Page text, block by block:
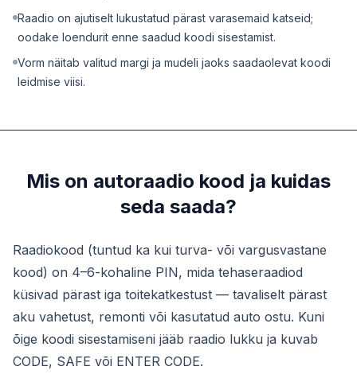
Raadio on ajutiselt lukustatud pärast varasemaid katseid;
oodake loendurit enne saadud koodi sisestamist.
Vorm näitab valitud margi ja mudeli jaoks saadaolevat koodi
leidmise viisi.
Mis on autoraadio kood ja kuidas
seda saada?
Raadiokood (tuntud ka kui turva- või vargusvastane
kood) on 4–6-kohaline PIN, mida tehaseraadiod
küsivad pärast iga toitekatkestust — tavaliselt pärast
aku vahetust, remonti või kasutatud auto ostu. Kuni
õige koodi sisestamiseni jääb raadio lukku ja kuvab
CODE, SAFE või ENTER CODE.